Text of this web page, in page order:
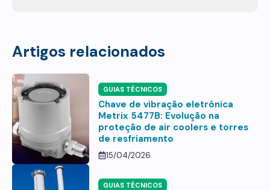
Artigos relacionados
GUIAS TÉCNICOS
Chave de vibração eletrônica
Metrix 5477B: Evolução na
proteção de air coolers e torres
de resfriamento
15/04/2026
GUIAS TÉCNICOS